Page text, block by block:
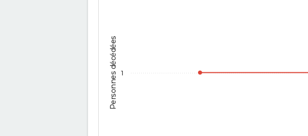
Personnes décédées 1